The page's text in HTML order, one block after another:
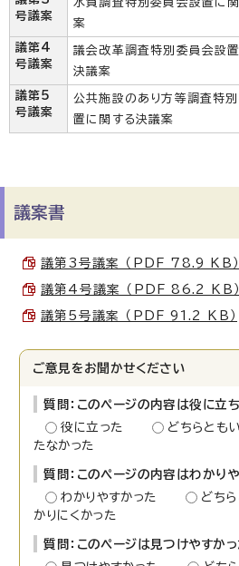
号議案
案
議第4
号議案
議会改革調査特別委員会設
決議案
議第5
号議案
公共施設のあり方等調査特
置に関する決議案
議案書
議第3号議案 （PDF 78.9 KB）
議第4号議案 （PDF 86.2 KB）
議第5号議案 （PDF 91.2 KB）
ご意見をお聞かせください
質問：このページの内容は役に立
役に立った
どちらとも
たなかった
質問：このページの内容はわかり
わかりやすかった
どち
かりにくかった
質問：このページは見つけやすか